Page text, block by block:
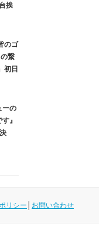
挨
のゴ
繋
初日
ーの
』
リシー お問い合わせ